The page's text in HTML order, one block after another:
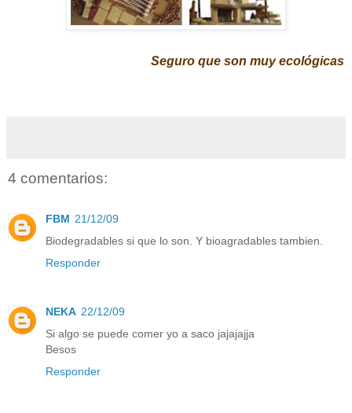
Seguro que son muy ecológicas
4 comentarios:
FBM 21/12/09
Biodegradables si que lo son. Y bioagradables tambien.
Responder
NEKA 22/12/09
Si algo se puede comer yo a saco jajajajja
Besos
Responder